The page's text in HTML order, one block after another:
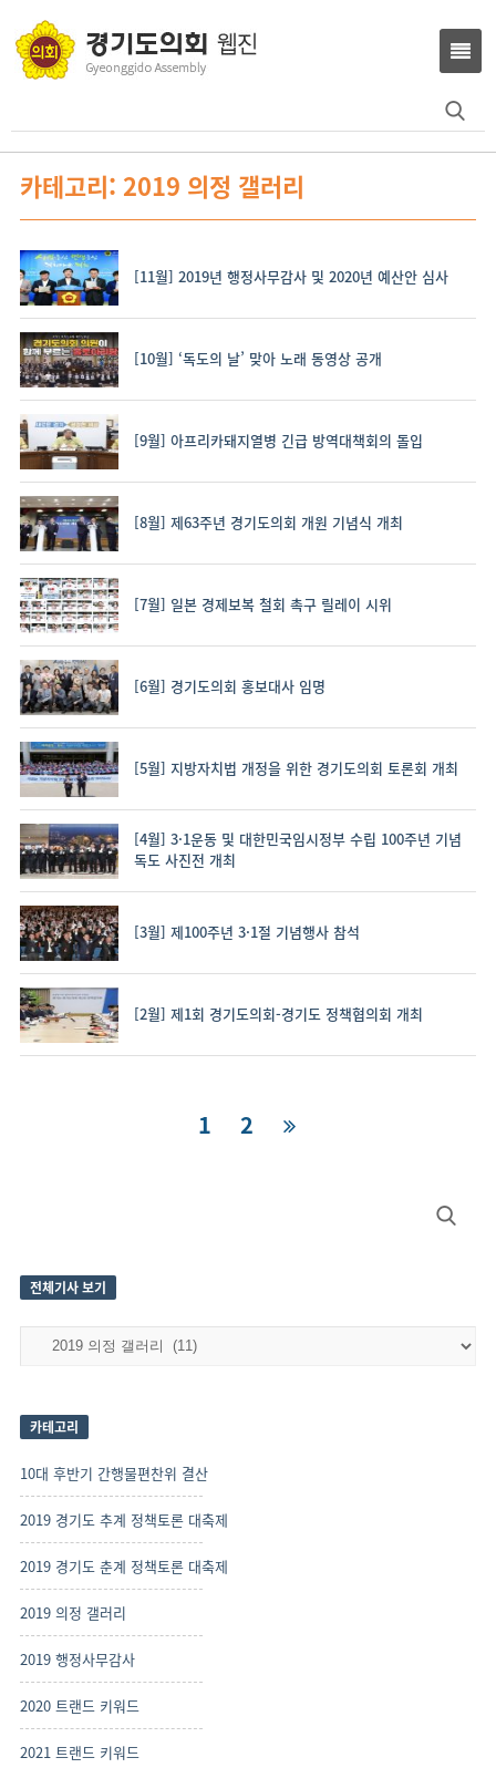
카테고리: 2019 의정 갤러리
[11월] 2019년 행정사무감사 및 2020년 예산안 심사
[10월] ‘독도의 날’ 맞아 노래 동영상 공개
[9월] 아프리카돼지열병 긴급 방역대책회의 돌입
[8월] 제63주년 경기도의회 개원 기념식 개최
[7월] 일본 경제보복 철회 촉구 릴레이 시위
[6월] 경기도의회 홍보대사 임명
[5월] 지방자치법 개정을 위한 경기도의회 토론회 개최
[4월] 3·1운동 및 대한민국임시정부 수립 100주년 기념
독도 사진전 개최
[3월] 제100주년 3·1절 기념행사 참석
[2월] 제1회 경기도의회-경기도 정책협의회 개최
션
Page
1 Page
2
전체기사 보기
전
보
기
카테고리
10대 후반기 간행물편찬위 결산
2019 경기도 추계 정책토론 대축제
2019 경기도 춘계 정책토론 대축제
2019 의정 갤러리
2019 행정사무감사
2020 트랜드 키워드
2021 트랜드 키워드